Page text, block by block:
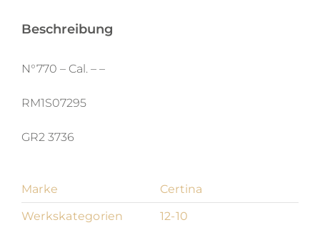
x
X
X
Menge
Beschreibung
N°770 – Cal. – –
RM1S07295
GR2 3736
Marke
Certina
Werkskategorien
12-10